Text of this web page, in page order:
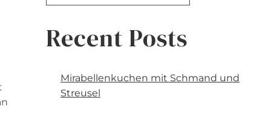
Recent Posts
Mirabellenkuchen mit Schmand und
Streusel